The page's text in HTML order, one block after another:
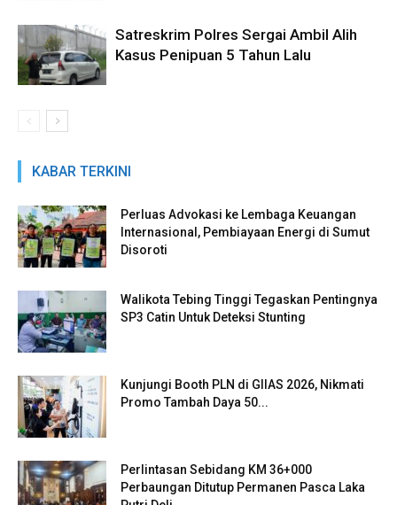
Satreskrim Polres Sergai Ambil Alih
Kasus Penipuan 5 Tahun Lalu
KABAR TERKINI
Perluas Advokasi ke Lembaga Keuangan
Internasional, Pembiayaan Energi di Sumut
Disoroti
Walikota Tebing Tinggi Tegaskan Pentingnya
SP3 Catin Untuk Deteksi Stunting
Kunjungi Booth PLN di GIIAS 2026, Nikmati
Promo Tambah Daya 50...
Perlintasan Sebidang KM 36+000
Perbaungan Ditutup Permanen Pasca Laka